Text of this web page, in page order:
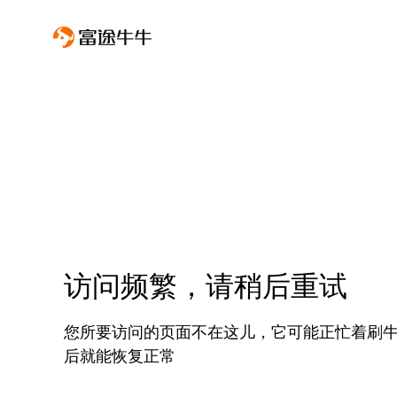
访问频繁，请稍后重试
您所要访问的页面不在这儿，它可能正忙着刷
后就能恢复正常